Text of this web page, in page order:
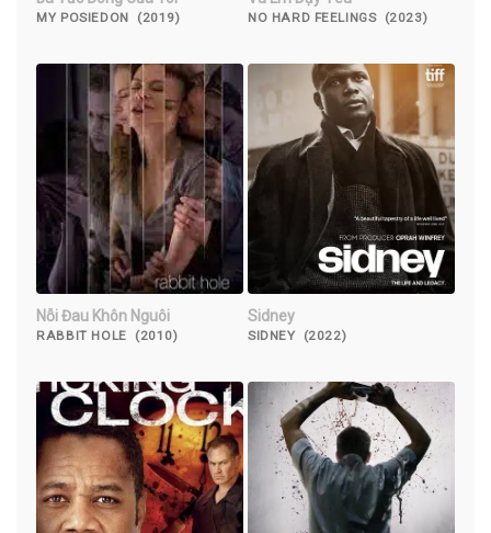
MY POSIEDON (2019) NO HARD FEELINGS (2023)
Nỗi Đau Khôn Nguôi
RABBIT HOLE (2010)
Sidney
SIDNEY (2022)